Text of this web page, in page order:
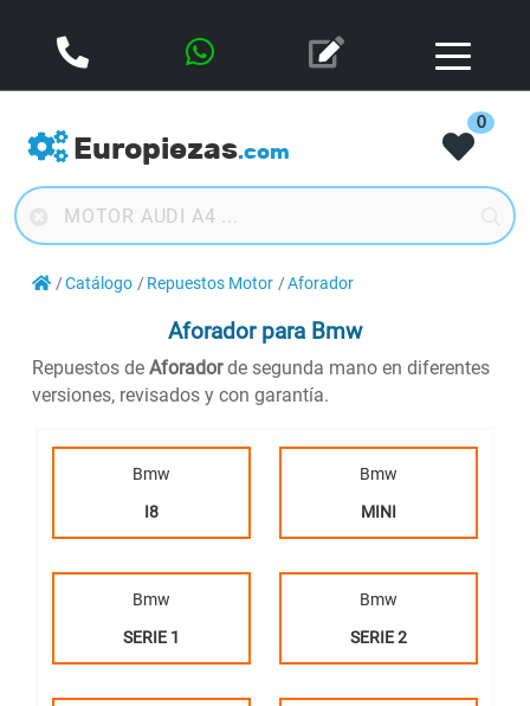
Europiezas.com
0
Catálogo Repuestos Motor Aforador
Aforadorpara Bmw
Repuestos de Aforadorde segunda mano en diferentes
versiones, revisados y con garantía.
Bmw
I8
Bmw
MINI
Bmw
SERIE 1
Bmw
SERIE 2